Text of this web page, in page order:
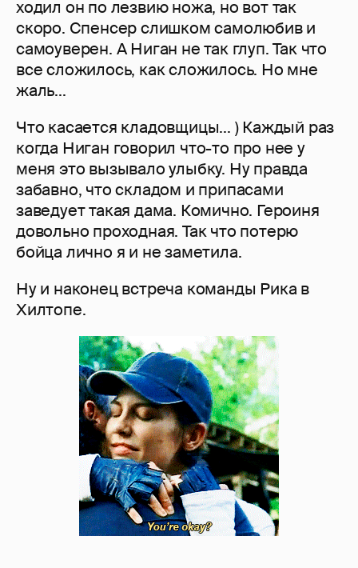
ходил он по лезвию ножа, но вот так
скоро. Спенсер слишком самолюбив и
самоуверен. А Ниган не так глуп. Так что
все сложилось, как сложилось. Но мне
жаль...
Что касается кладовщицы... ) Каждый раз
когда Ниган говорил что-то про нее у
меня это вызывало улыбку. Ну правда
забавно, что складом и припасами
заведует такая дама. Комично. Героиня
довольно проходная. Так что потерю
бойца лично я и не заметила.
Ну и наконец встреча команды Рика в
Хилтопе.